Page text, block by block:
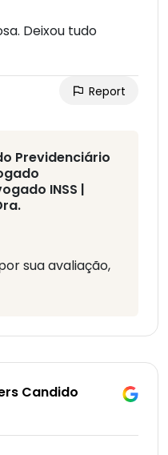
Deixou tudo
Report
Previdenciário
INSS |
sua avaliação,
Candido